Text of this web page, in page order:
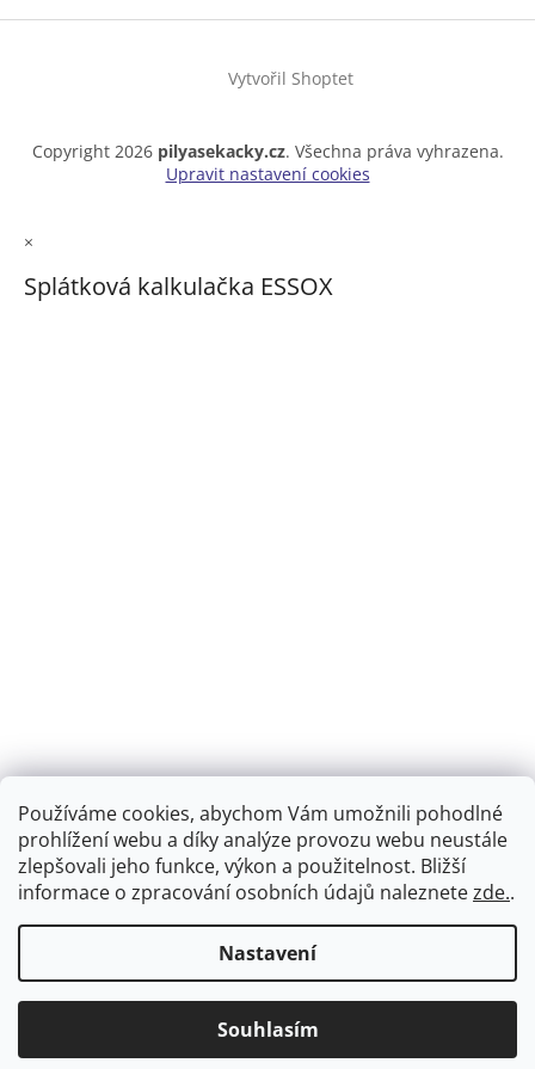
Používáme cookies, abychom Vám umožnili pohodlné
prohlížení webu a díky analýze provozu webu neustále
zlepšovali jeho funkce, výkon a použitelnost. Bližší
informace o zpracování osobních údajů naleznetezde..
Nastavení
Souhlasím
Vytvořil Shoptet
Copyright 2026 pilyasekacky.cz. Všechna práva vyhrazena.
Upravit nastavení cookies
×
Splátková kalkulačka ESSOX